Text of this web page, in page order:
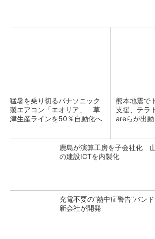
猛暑を乗り切るパナソニック
製エアコン「エオリア」 草
津生産ラインを50％自動化へ
熊本地震で
支援、テラ
areらが出動
鹿島が演算工房を子会社化
の建設ICTを内製化
充電不要の“熱中症警告”バン
新会社が開発